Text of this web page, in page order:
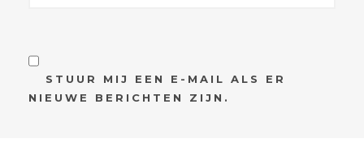
STUUR MIJ EEN E-MAIL ALS ER
NIEUWE BERICHTEN ZIJN.